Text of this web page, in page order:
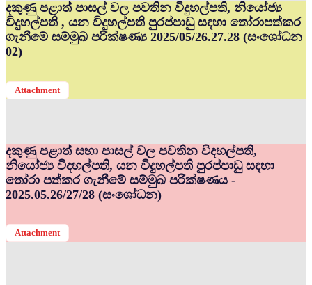
දකුණු පළාත් පාසල් වල පවතින විදුහල්පති, නියෝජ්‍ය
විදුහල්පති , යන විදුහල්පති පුරප්පාඩු සඳහා තෝරාපත්කර
ගැනීමේ සම්මුඛ පරීක්ෂණ්‍ය 2025/05/26.27.28 (සංශෝධන
02)
Attachment
දකුණු පළාත් සභා පාසල් වල පවතින විදහල්පති,
නියෝජ්‍ය විදහල්පති, යන විදුහල්පති පුරප්පාඩු සඳහා
තෝරා පත්කර ගැනීමේ සම්මුඛ පරීක්ෂණය -
2025.05.26/27/28 (සංශෝධන)
Attachment